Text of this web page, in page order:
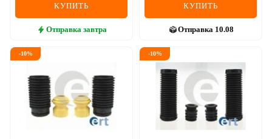
КУПИТЬ
Отправка завтра
КУПИТЬ
Отправка 10.08
-10% -10%